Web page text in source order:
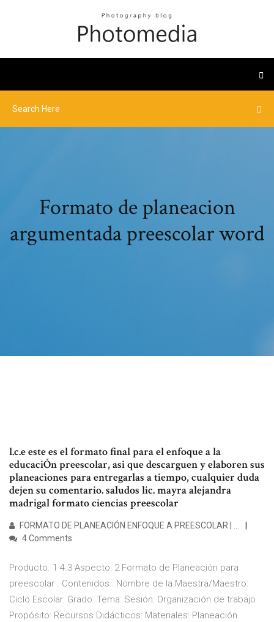
Formato de planeacion
argumentada preescolar word
l.c.e este es el formato final para el enfoque a la
educaciÓn preescolar, asi que descarguen y elaboren sus
planeaciones para entregarlas a tiempo, cualquier duda
dejen su comentario. saludos lic. mayra alejandra
madrigal formato ciencias preescolar
FORMATO DE PLANEACIÓN ENFOQUE A PREESCOLAR | …
4 Comments
Producto. 1 4 3 Aspecto: 2 Formato de Planeación para
preescolar . Contenidos : Nombre de la Maestra/Maestro:
Ciclo Escolar: Grado: Tema: Sesión: Organización de trabajo :
Propósito: Recursos Didácticos: Materiales: Planeación